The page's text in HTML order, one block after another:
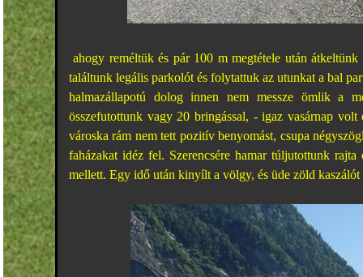
ahogy reméltük és pár 100 m megtétele után
találtunk legális parkolót és folytattuk az utunkat a bal
halmazállapotú dolog innen nem messze ömlik a
összefutottunk vagy 20 bringással, - igaz vasárnap
városka rám nem tett pozitív benyomást, csupa
faházakat idéz fel. Szerencsére hamar túljutottunk
mellett. Egy idő után kinyílt a völgy, és üde zöld